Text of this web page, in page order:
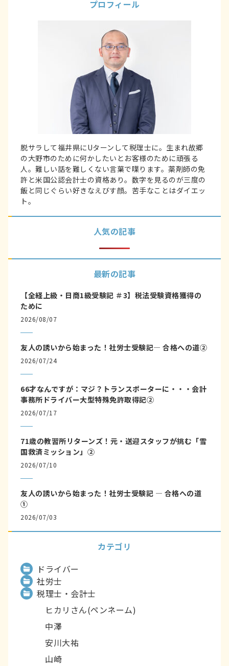
プロフィール
脱サラして福井県にUターンして税理士に。生まれ故郷
の大野市のために何かしたいとお客様のために頑張る
人。難しい話を難しくない言葉で喋ります。薬剤師の免
許と米国公認会計士の資格あり。数字を見るのが三度の
飯と同じぐらい好きなえびす顔。苦手なことはダイエッ
ト。
人気の記事
最新の記事
【全経上級・日商1級受験記 ＃3】税法受験資格獲得の
ために
2026/08/07
友人の誘いから始まった！社労士受験記― 合格への道②
2026/07/24
66才なんですが：マジ？トランスポーターに・・・会計
事務所ドライバー大型特殊免許取得記②
2026/07/17
71歳の教習所リターンズ！元・送迎スタッフが挑む「雪
国救済ミッション」②
2026/07/10
友人の誘いから始まった！社労士受験記 ― 合格への道
①
2026/07/03
カテゴリ
ドライバー
社労士
税理士・会計士
ヒカリさん(ペンネーム)
中澤
安川大祐
山崎